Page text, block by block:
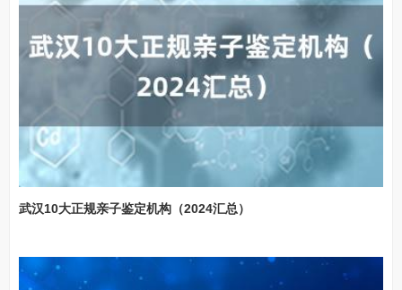
武汉10大正规亲子鉴定机构（2024汇总）